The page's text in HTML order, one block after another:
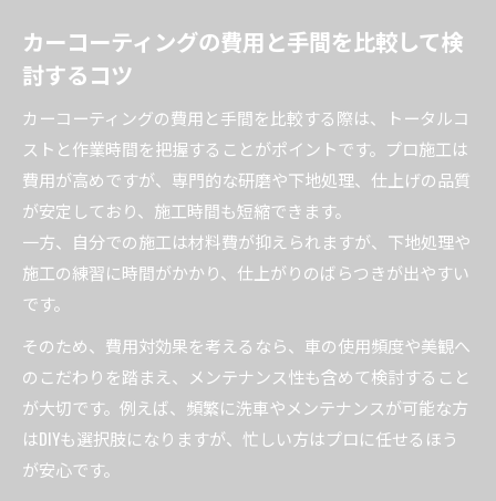
カーコーティングの費用と手間を比較して検
討するコツ
カーコーティングの費用と手間を比較する際は、トータルコ
ストと作業時間を把握することがポイントです。プロ施工は
費用が高めですが、専門的な研磨や下地処理、仕上げの品質
が安定しており、施工時間も短縮できます。
一方、自分での施工は材料費が抑えられますが、下地処理や
施工の練習に時間がかかり、仕上がりのばらつきが出やすい
です。
そのため、費用対効果を考えるなら、車の使用頻度や美観へ
のこだわりを踏まえ、メンテナンス性も含めて検討すること
が大切です。例えば、頻繁に洗車やメンテナンスが可能な方
はDIYも選択肢になりますが、忙しい方はプロに任せるほう
が安心です。